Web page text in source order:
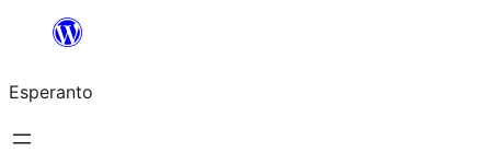
al
la
Esperanto